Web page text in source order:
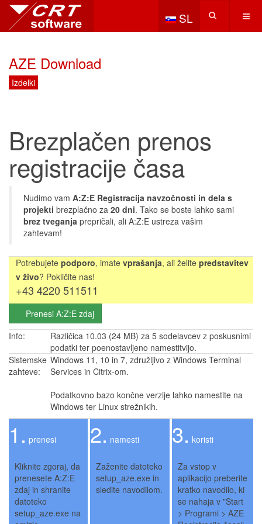
SL
AZE Download
Izdelki
Brezplačen prenos
registracije časa
Nudimo vam A:Z:E Registracija navzočnosti in dela s
projekti brezplačno za 20 dni. Tako se boste lahko sami
brez tveganja prepričali, ali A:Z:E ustreza vašim
zahtevam!
Potrebujete podporo, imate vprašanja, ali želite predstavitev
v živo? Pokličite nas!
+43 4220 511511
Prenesi A:Z:E zdaj
Info:
Različica 10.03 (24 MB) za 5 sodelavcev z poskusnimi
podatki ter poenostavljeno namestitvijo.
Sistemske
zahteve:
Windows 11, 10 in 7, združljivo z Windows Terminal
Services in Citrix-om.
Podatkovno bazo končne verzije lahko namestite na
Windows ter Linux strežnikih.
1. prenesi
Kliknite zgoraj, da
prenesete A:Z:E
zdaj in shranite
datoteko
setup_aze.exe na
2. namesti
Zaženite datoteko
setup_aze.exe in
sledite navodilom.
3. koristi
Za vstop v
aplikacijo preberite
kratko navodilo, ki
se nahaja v "Start
> Programi > AZE